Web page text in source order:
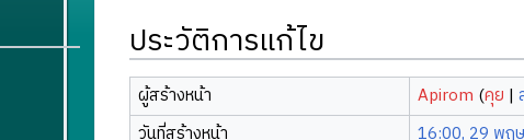
ประวัติการแก้ไข
ผู้สร้างหน้า Apirom (คุย |
วันที่สร้างหน้า
16:00, 29 พฤ